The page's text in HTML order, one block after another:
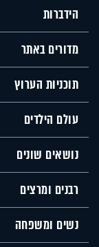
הידברות
מדורים באתר
תוכניות הערוץ
עולם הילדים
נושאים שונים
רבנים ומרצים
נשים ומשפחה